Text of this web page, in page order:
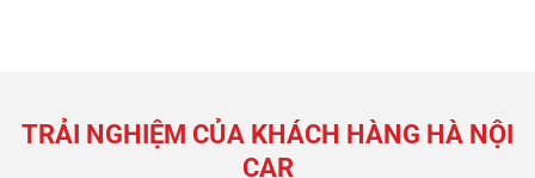
TRẢI NGHIỆM CỦA KHÁCH HÀNG HÀ NỘI
CAR